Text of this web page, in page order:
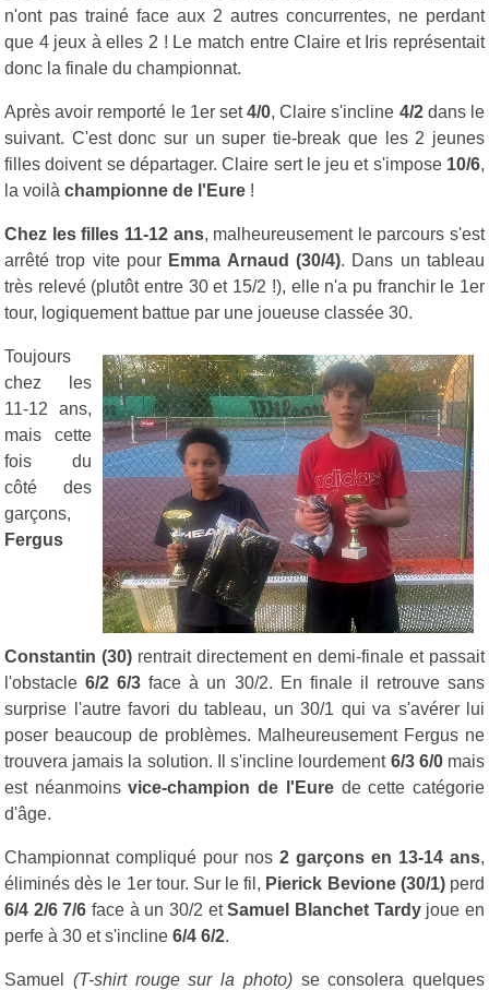
n'ont pas trainé face aux 2 autres concurrentes, ne perdant
que 4 jeux à elles 2 ! Le match entre Claire et Iris représentait
donc la finale du championnat.
Après avoir remporté le 1er set4/0, Claire s'incline 4/2dans le
suivant. C'est donc sur un super tie-break que les 2 jeunes
filles doivent se départager. Claire sert le jeu et s'impose 10/6,
la voilà championne de l'Eure !
Chez les filles 11-12 ans, malheureusement le parcours s'est
arrêté trop vite pour Emma Arnaud (30/4). Dans un tableau
très relevé (plutôt entre 30 et 15/2 !), elle n'a pu franchir le 1er
tour, logiquement battue par une joueuse classée 30.
Toujours
chez les
11-12 ans,
mais cette
fois du
côté des
garçons,
Fergus
Constantin (30) rentrait directement en demi-finale et passait
l'obstacle6/2 6/3 face à un 30/2. En finale il retrouve sans
surprise l'autre favori du tableau, un 30/1 qui va s'avérer lui
poser beaucoup de problèmes. Malheureusement Fergus ne
trouvera jamais la solution. Il s'incline lourdement 6/3 6/0mais
est néanmoinsvice-champion de l'Eurede cette catégorie
d'âge.
Championnat compliqué pour nos 2 garçons en 13-14 ans,
éliminés dès le 1er tour. Sur le fil, Pierick Bevione (30/1)perd
6/4 2/6 7/6 face à un 30/2 etSamuel Blanchet Tardyjoue en
perfe à 30 et s'incline 6/4 6/2.
Samuel (T-shirt rouge sur la photo)se consolera quelques